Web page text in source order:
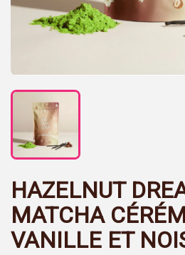
HAZELNUT
MATCHA
VANILLE ET